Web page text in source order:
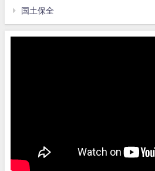
国土保全